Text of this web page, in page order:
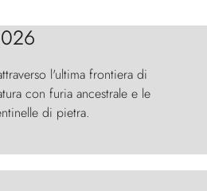
l'ultima frontiera di
con furia ancestrale e le
di pietra.